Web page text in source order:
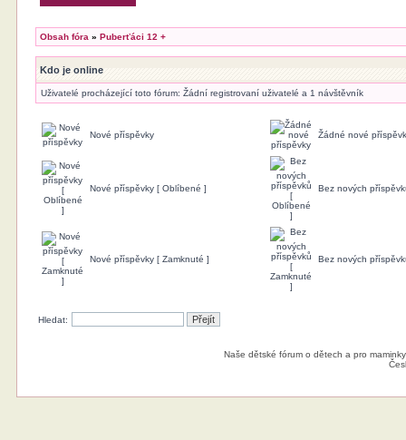
Obsah fóra »Puberťáci 12 +
Kdo je online
Uživatelé procházející toto fórum: Žádní registrovaní uživatelé a 1 návštěvník
Nové příspěvky Žádné nové
Nové příspěvky [ Oblíbené ] Bez nových
Nové příspěvky [ Zamknuté ] Bez nových
Hledat:
Naše dětské fórum o dětech a pro